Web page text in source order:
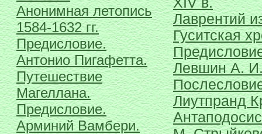
Анонимная летопись
1584-1632 гг.
Предисловие.
Антонио Пигафетта.
Путешествие
Магеллана.
Предисловие.
Арминий Вамбери.
Лаврентий
Гуситская
Левшин А.
Лиутпранд
Антаподосис